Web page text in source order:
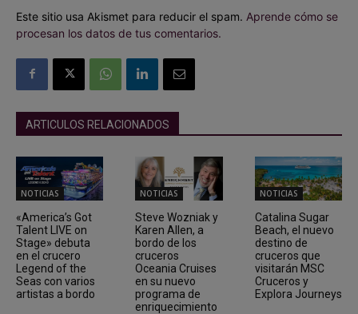
Este sitio usa Akismet para reducir el spam. Aprende cómo se
procesan los datos de tus comentarios.
ARTICULOS RELACIONADOS
NOTICIAS
«America’s Got
Talent LIVE on
Stage» debuta
en el crucero
Legend of the
Seas con varios
artistas a bordo
NOTICIAS
Steve Wozniak y
Karen Allen, a
bordo de los
cruceros
Oceania Cruises
en su nuevo
programa de
enriquecimiento
NOTICIAS
Catalina Sugar
Beach, el nuevo
destino de
cruceros que
visitarán MSC
Cruceros y
Explora Journeys